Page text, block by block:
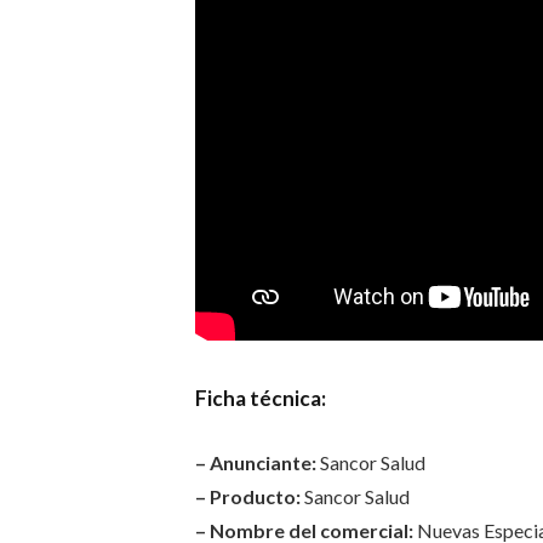
Ficha técnica:
– Anunciante:Sancor Salud
– Producto:Sancor Salud
– Nombre del comercial:Nuevas